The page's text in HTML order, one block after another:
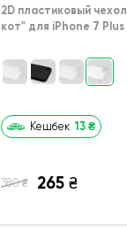
2D пластиковый чехол
кот" для iPhone 7 Plus
Кешбек 13 ₴
380 ₴ 265 ₴